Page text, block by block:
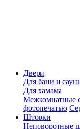
Двери
Для бани и
Для хамама
Межкомнатные
фотопечатью
Шторки
Неповоротные